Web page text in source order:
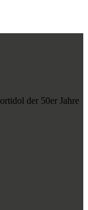
der 50er Jahre